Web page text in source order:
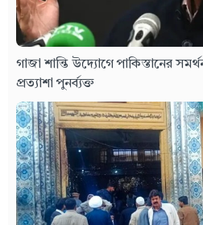
গাজা শান্তি উদ্যোগে পাকিস্তানের
প্রত্যাশা পুনর্ব্যক্ত